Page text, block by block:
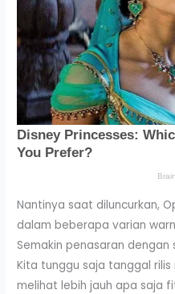
Nantinya saat diluncurkan,
dalam beberapa varian
Semakin penasaran
Kita tunggu saja tanggal
melihat lebih jauh apa saja